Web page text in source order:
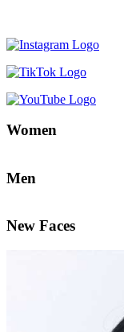
Women
Men
New Faces